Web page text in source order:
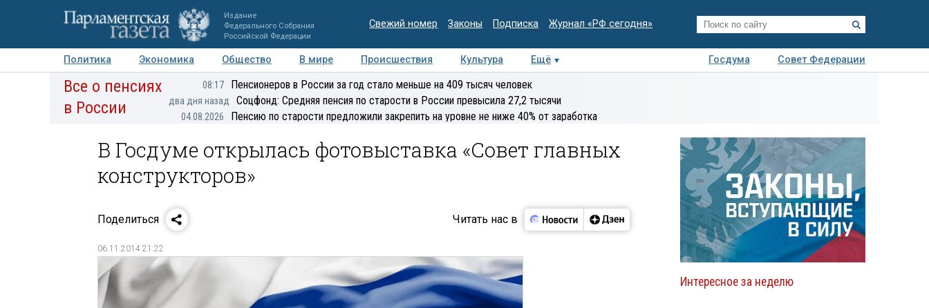
Издание
Федерального Собрания
Российской Федерации
Свежий номер Законы Подписка Журнал «РФ сегодня»
Политика Экономика Общество В мире Происшествия Культура Ещё Госдума
Совет Федерации
Авторы Персоны Мнения Регионы Медиацентр Интервью Колумнисты
Все о пенсиях
в России
08:17 Пенсионеров в России за год стало меньше на 409 тысяч человек
два дня назад Соцфонд: Средняя пенсия по старости в России превысила 27,2 тысячи
04.08.2026 Пенсию по старости предложили закрепить на уровне не ниже 40% от заработка
В Госдуме открылась фотовыставка «Совет главных
конструкторов»
Поделиться Читать нас в
06.11.2014 21:22
Интересное за неделю